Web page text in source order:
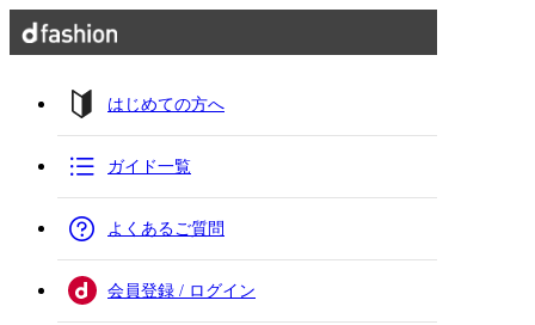
はじめての方へ
ガイド一覧
よくあるご質問
会員登録 / ログイン